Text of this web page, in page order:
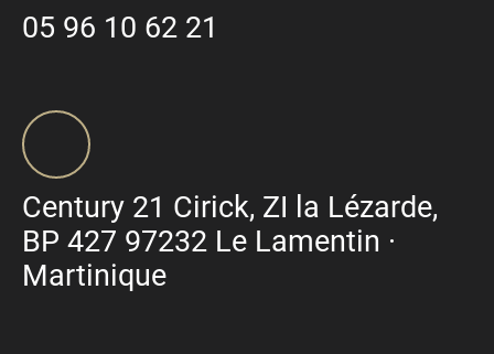
05 96 10 62 21
Century 21 Cirick, ZI la Lézarde,
BP 427 97232 Le Lamentin ·
Martinique